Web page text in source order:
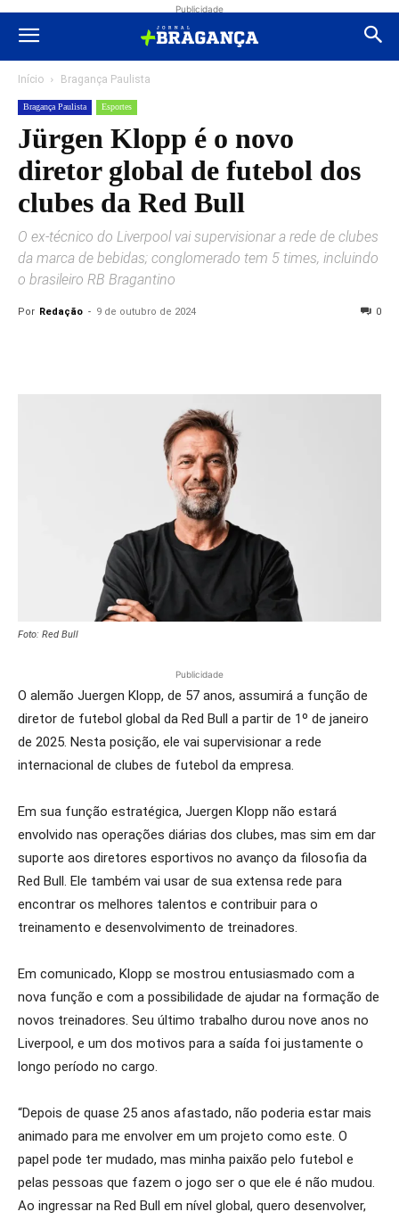
Publicidade
Início Bragança Paulista
Bragança Paulista Esportes
Jürgen Klopp é o novo
diretor global de futebol dos
clubes da Red Bull
O ex-técnico do Liverpool vai supervisionar a rede de clubes
da marca de bebidas; conglomerado tem 5 times, incluindo
o brasileiro RB Bragantino
Por Redação - 9 de outubro de 2024 0
Foto: Red Bull
Publicidade
O alemão Juergen Klopp, de 57 anos, assumirá a função de
diretor de futebol global da Red Bull a partir de 1º de janeiro
de 2025. Nesta posição, ele vai supervisionar a rede
internacional de clubes de futebol da empresa.
Em sua função estratégica, Juergen Klopp não estará
envolvido nas operações diárias dos clubes, mas sim em dar
suporte aos diretores esportivos no avanço da filosofia da
Red Bull. Ele também vai usar de sua extensa rede para
encontrar os melhores talentos e contribuir para o
treinamento e desenvolvimento de treinadores.
Em comunicado, Klopp se mostrou entusiasmado com a
nova função e com a possibilidade de ajudar na formação de
novos treinadores. Seu último trabalho durou nove anos no
Liverpool, e um dos motivos para a saída foi justamente o
longo período no cargo.
“Depois de quase 25 anos afastado, não poderia estar mais
animado para me envolver em um projeto como este. O
papel pode ter mudado, mas minha paixão pelo futebol e
pelas pessoas que fazem o jogo ser o que ele é não mudou.
Ao ingressar na Red Bull em nível global, quero desenvolver,